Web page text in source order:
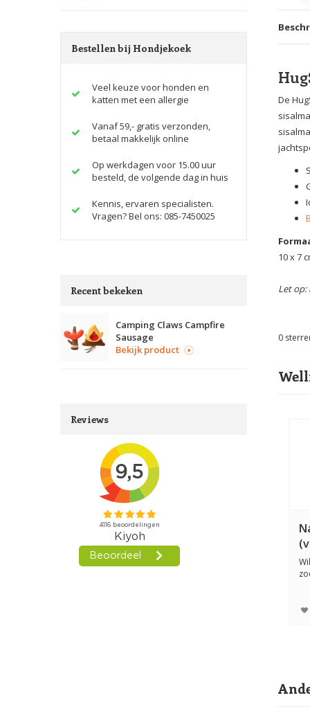
Bestellen bij Hondjekoek
Veel keuze voor honden en
katten met een allergie
Vanaf 59,- gratis verzonden,
betaal makkelijk online
Op werkdagen voor 15.00 uur
besteld, de volgende dag in huis
Kennis, ervaren specialisten.
Vragen? Bel ons: 085-7450025
Recent bekeken
Camping Claws Campfire
Sausage
Bekijk product
Reviews
De
10 x 7
Let op:
0